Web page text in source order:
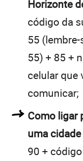
Horizonte
código da
55
55) + 85 +
celular que
comunicar;
Como ligar
uma
90 +